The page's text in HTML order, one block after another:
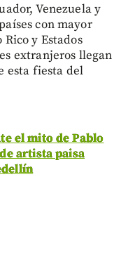
Venezuela y
con mayor
y Estados
extranjeros llegan
esta fiesta del
el mito de Pablo
artista paisa